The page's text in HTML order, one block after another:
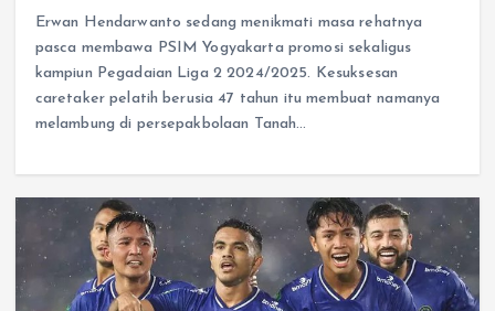
Erwan Hendarwanto sedang menikmati masa rehatnya
pasca membawa PSIM Yogyakarta promosi sekaligus
kampiun Pegadaian Liga 2 2024/2025. Kesuksesan
caretaker pelatih berusia 47 tahun itu membuat namanya
melambung di persepakbolaan Tanah…